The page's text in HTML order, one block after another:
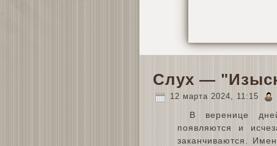
Слух —
12 марта 2024, 11:15
В веренице
появляются и
заканчиваются.